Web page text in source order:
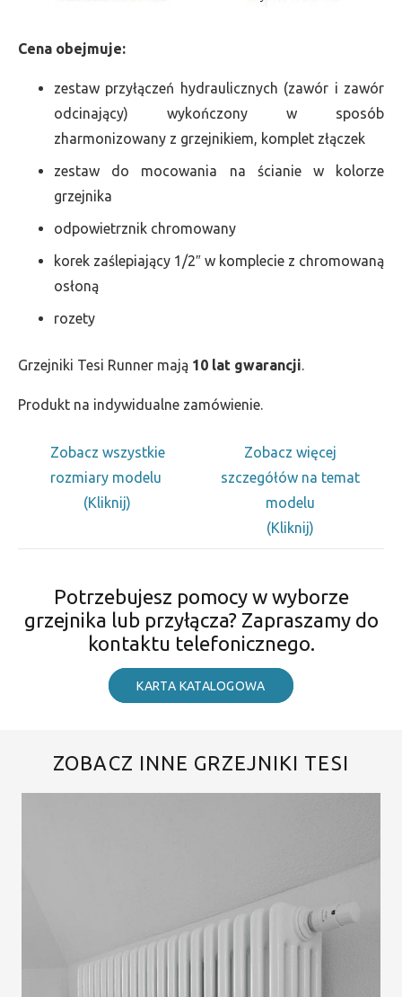
Cena obejmuje:
zestaw przyłączeń hydraulicznych (zawór i zawór
odcinający) wykończony w sposób
zharmonizowany z grzejnikiem, komplet złączek
zestaw do mocowania na ścianie w kolorze
grzejnika
odpowietrznik chromowany
korek zaślepiający 1/2″ w komplecie z chromowaną
osłoną
rozety
Grzejniki Tesi Runner mają 10 lat gwarancji
Produkt na indywidualne zamówienie.
Zobacz wszystkie
rozmiary modelu
(Kliknij)
Zobacz więcej
szczegółów na temat
modelu
(Kliknij)
Potrzebujesz pomocy w wyborze
grzejnika lub przyłącza? Zapraszamy do
kontaktu telefonicznego.
KARTA KATALOGOWA
ZOBACZ INNE GRZEJNIKI TESI